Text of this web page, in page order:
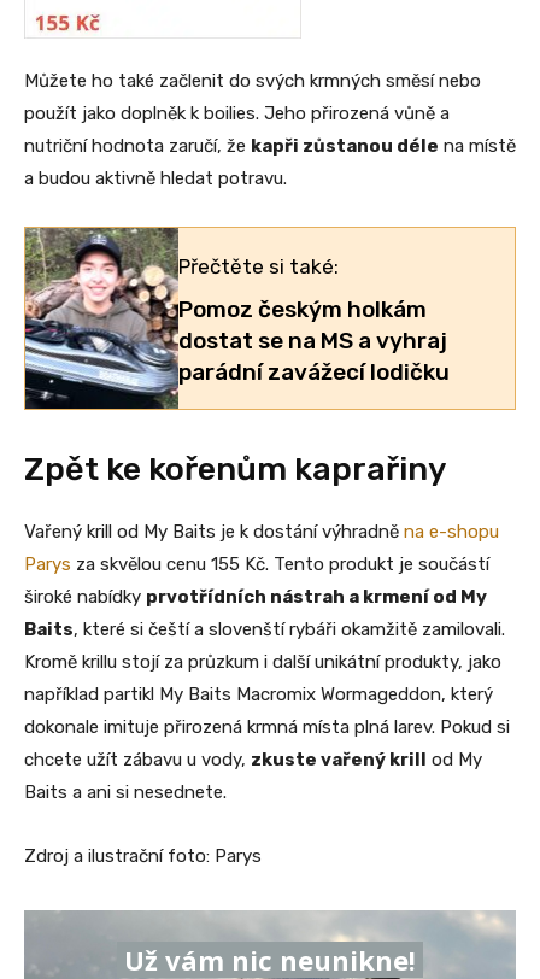
Můžete ho také začlenit do svých krmných směsí nebo
použít jako doplněk k boilies. Jeho přirozená vůně a
nutriční hodnota zaručí, že kapři zůstanou déle na místě
a budou aktivně hledat potravu.
Přečtěte si také:
Pomoz českým holkám
dostat se na MS a vyhraj
parádní zavážecí lodičku
Zpět ke kořenům kaprařiny
Vařený krill od My Baits je k dostání výhradně na e-shopu
Parys za skvělou cenu 155 Kč. Tento produkt je součástí
široké nabídky prvotřídních nástrah a krmení od My
Baits, které si čeští a slovenští rybáři okamžitě zamilovali.
Kromě krillu stojí za průzkum i další unikátní produkty, jako
například partikl My Baits Macromix Wormageddon, který
dokonale imituje přirozená krmná místa plná larev. Pokud si
chcete užít zábavu u vody, zkuste vařený krill od My
Baits a ani si nesednete.
Zdroj a ilustrační foto: Parys
Už vám nic neunikne!